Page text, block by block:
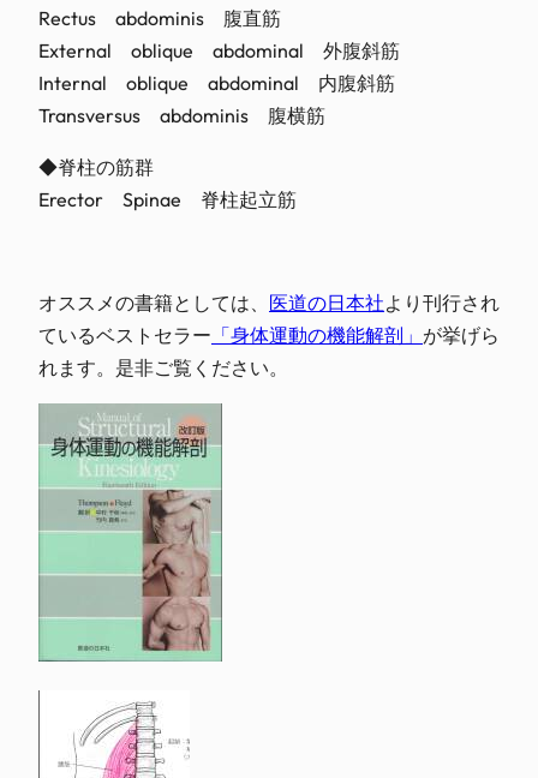
Rectus abdominis 腹直筋
External oblique abdominal 外腹斜筋
Internal oblique abdominal 内腹斜筋
Transversus abdominis 腹横筋
◆脊柱の筋群
Erector Spinae 脊柱起立筋
オススメの書籍としては、 医道の日本社より刊行され
ているベストセラー 「身体運動の機能解剖」 が挙げら
れます。是非ご覧ください。